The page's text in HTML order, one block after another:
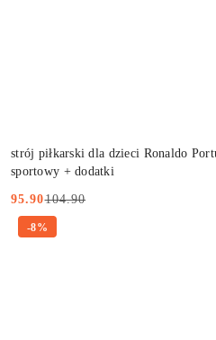
strój piłkarski dla dzieci Ronaldo
sportowy + dodatki
Cena
promocyjna:
95.90
Cena
przed
104.90
-8%